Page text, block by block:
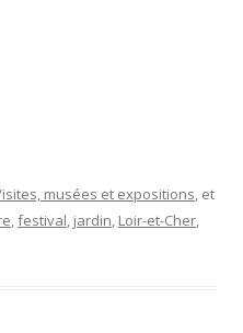
musées et expositions, et
,festival, jardin, Loir-et-Cher,